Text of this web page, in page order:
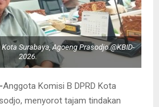
Surabaya, Agoeng Prasodjo.@KBID-
2026.
Anggota Komisi B DPRD Kota
menyorot tajam tindakan